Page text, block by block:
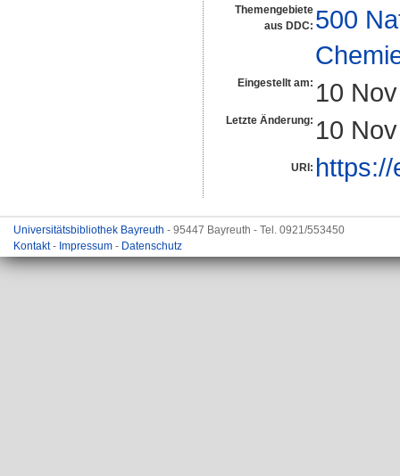
Themengebiete
aus DDC: 500
Eingestellt am: 10
Letzte Änderung: 10
URI:
Universitätsbibliothek Bayreuth - 95447 Bayreuth - Tel. 0921/553450
Kontakt- Impressum - Datenschutz